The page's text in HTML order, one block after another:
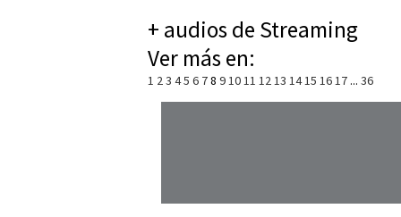
+ audios de Streaming
Ver más en:
1 23 45 6 78 91011 1213 1415 1617 ... 36